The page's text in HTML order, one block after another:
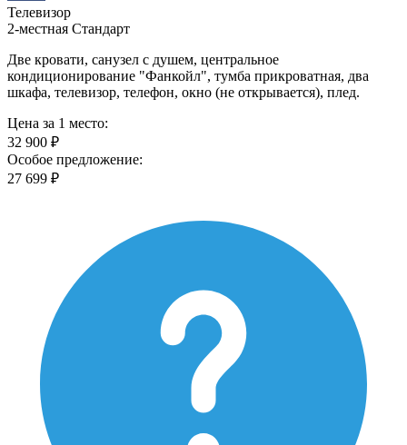
Телевизор
2-местная Стандарт
Две кровати, санузел с душем, центральное
кондиционирование "Фанкойл", тумба прикроватная, два
шкафа, телевизор, телефон, окно (не открывается), плед.
Цена за 1 место:
32 900 ₽
Особое предложение:
27 699 ₽